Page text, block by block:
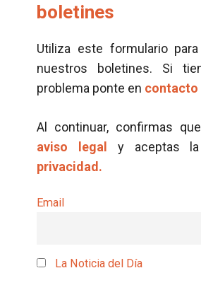
boletines
Utiliza este formulario
nuestros boletines. Si
problema ponte en contacto
Al continuar, confirmas
aviso legal y aceptas
privacidad.
Email
La Noticia del Día